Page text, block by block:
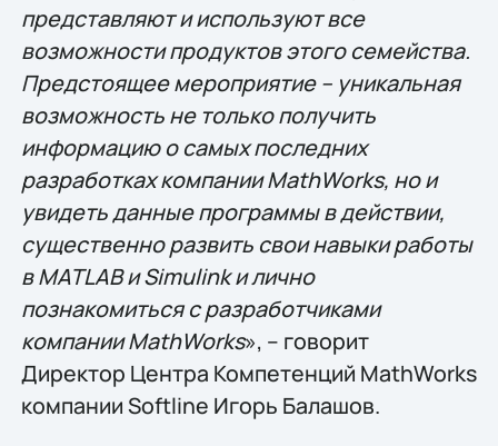
представляют и используют все
возможности продуктов этого семейства.
Предстоящее мероприятие – уникальная
возможность не только получить
информацию о самых последних
разработках компании MathWorks, но и
увидеть данные программы в действии,
существенно развить свои навыки работы
в MATLAB и Simulink и лично
познакомиться с разработчиками
компании MathWorks», – говорит
Директор Центра Компетенций MathWorks
компании Softline Игорь Балашов.